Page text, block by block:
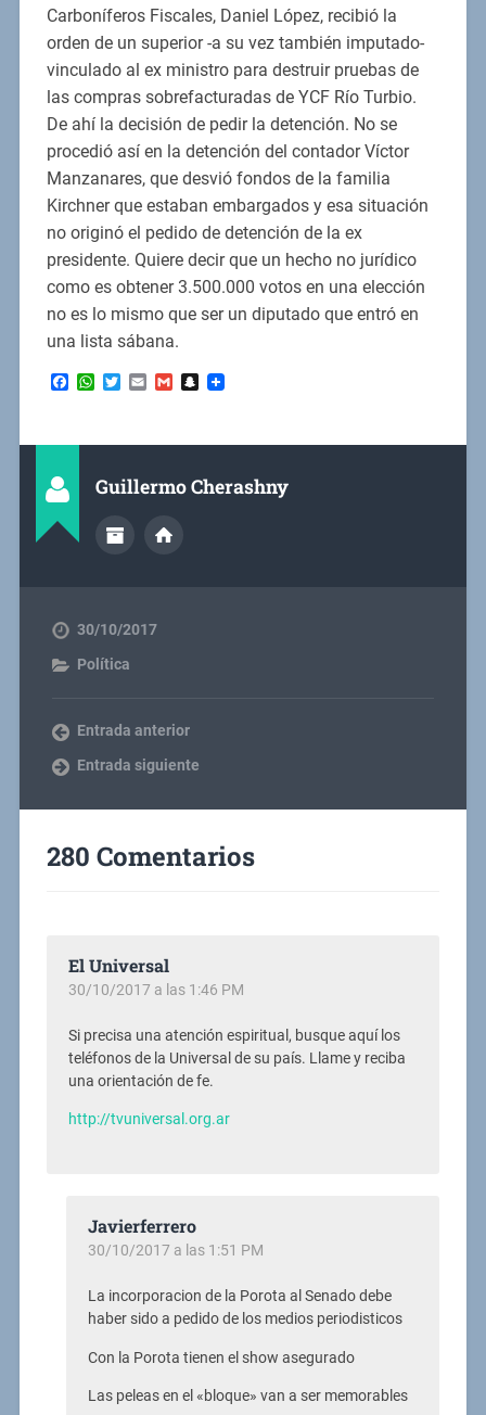
Carboníferos Fiscales, Daniel López, recibió la
orden de un superior -a su vez también imputado-
vinculado al ex ministro para destruir pruebas de
las compras sobrefacturadas de YCF Río Turbio.
De ahí la decisión de pedir la detención. No se
procedió así en la detención del contador Víctor
Manzanares, que desvió fondos de la familia
Kirchner que estaban embargados y esa situación
no originó el pedido de detención de la ex
presidente. Quiere decir que un hecho no jurídico
como es obtener 3.500.000 votos en una elección
no es lo mismo que ser un diputado que entró en
una lista sábana.
Facebook
WhatsApp
Twitter
EmailGmailSnapchat
Guillermo Cherashny
30/10/2017
Política
Entrada anterior
Entrada siguiente
280 Comentarios
El Universal
30/10/2017 a las 1:46 PM
Si precisa una atención espiritual, busque aquí los
teléfonos de la Universal de su país. Llame y reciba
una orientación de fe.
http://tvuniversal.org.ar
Javierferrero
30/10/2017 a las 1:51 PM
La incorporacion de la Porota al Senado debe
haber sido a pedido de los medios periodisticos
Con la Porota tienen el show asegurado
Las peleas en el «bloque» van a ser memorables